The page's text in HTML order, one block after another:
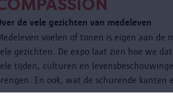
de vele gezichten van medeleven
voelen of tonen is eigen aan de
gezichten. De expo laat zien hoe we
tijden, culturen en
En ook, wat de schurende kanten